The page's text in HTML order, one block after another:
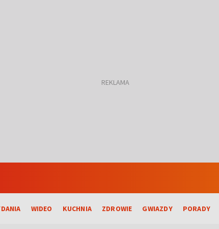
WIDEO KUCHNIA ZDROWIE GWIAZDY PORADY